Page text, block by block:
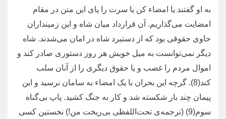
به او گفتند یا امضاء کن یا سرت را پای این متن در مقام
امضایت می‌گذاریم. آن قرارداد میان شاه و این زمینداران
حاوی حقوقی بود که از دستبرد شاه در امان می‌شدند. شاه
دیگر نمی‌توانست به میل خویش هر روز دستوری صادر کند و
اموال مردم را غصب و یا حقوق دیگری را از آنان سلب
کند(8).
گرچه این بحران با یک امضاء به سامان نرسید و این
پیمان چند بار شکسته شد و کار به جنگ کشید. پاپ بی‌گناه
سوم(9) ( ترجمه‌ی‌ تحت‌اللفظی بی‌ریخت من!) نخستین کسی